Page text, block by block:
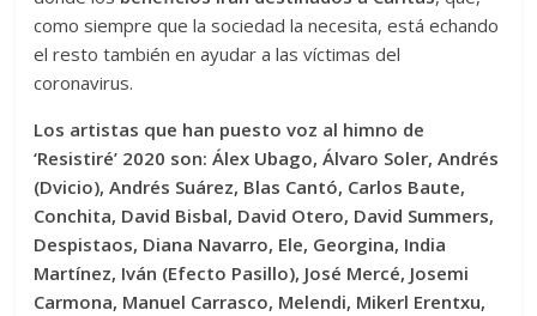
como siempre que la sociedad la necesita, está echando
el resto también en ayudar a las víctimas del
coronavirus.
Los artistas que han puesto voz al himno de
‘Resistiré’ 2020 son: Álex Ubago, Álvaro Soler, Andrés
(Dvicio), Andrés Suárez, Blas Cantó, Carlos Baute,
Conchita, David Bisbal, David Otero, David Summers,
Despistaos, Diana Navarro, Ele, Georgina, India
Martínez, Iván (Efecto Pasillo), José Mercé, Josemi
Carmona, Manuel Carrasco, Melendi, Mikerl Erentxu,